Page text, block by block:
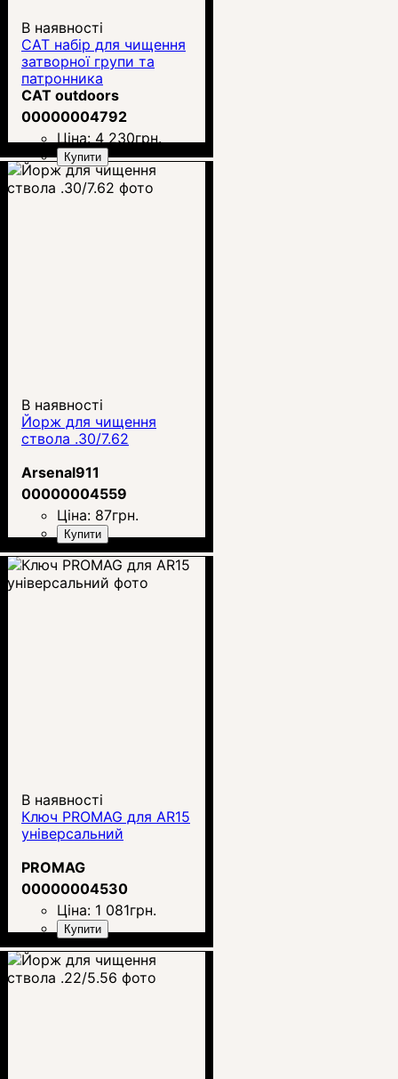
В наявності
САТ набір для чищення
затворної групи та
патронника
CAT outdoors
00000004792
Ціна: 4 230грн.
Купити
В наявності
Йорж для чищення
ствола .30/7.62
Arsenal911
00000004559
Ціна: 87грн.
Купити
В наявності
Ключ PROMAG для AR15
універсальний
PROMAG
00000004530
Ціна: 1 081грн.
Купити